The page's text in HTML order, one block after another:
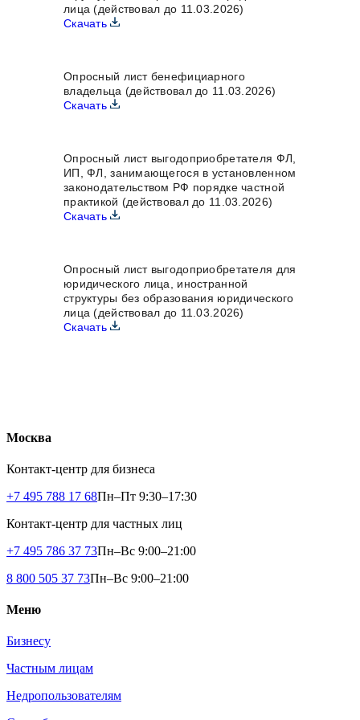
лица (действовал до 11.03.2026)
Скачать
Опросный лист бенефициарного
владельца (действовал до 11.03.2026)
Скачать
Опросный лист выгодоприобретателя ФЛ,
ИП, ФЛ, занимающегося в установленном
законодательством РФ порядке частной
практикой (действовал до 11.03.2026)
Скачать
Опросный лист выгодоприобретателя для
юридического лица, иностранной
структуры без образования юридического
лица (действовал до 11.03.2026)
Скачать
Москва
Контакт-центр для бизнеса
+7 495 788 17 68Пн–Пт 9:30–17:30
Контакт-центр для частных лиц
+7 495 786 37 73Пн–Вс 9:00–21:00
8 800 505 37 73Пн–Вс 9:00–21:00
Меню
Бизнесу
Частным лицам
Недропользователям